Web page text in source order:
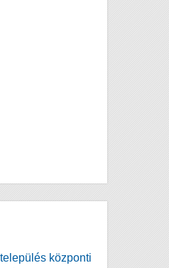
központi